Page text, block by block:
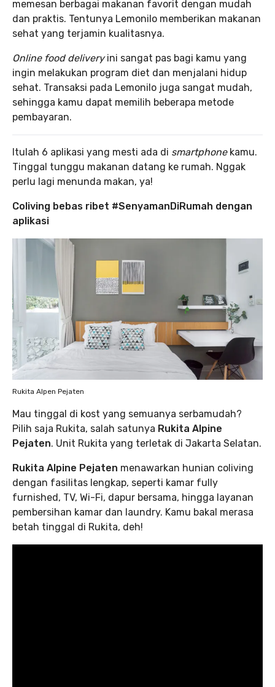
memesan berbagai makanan favorit dengan mudah
dan praktis. Tentunya Lemonilo memberikan makanan
sehat yang terjamin kualitasnya.
Online food deliveryini sangat pas bagi kamu yang
ingin melakukan program diet dan menjalani hidup
sehat. Transaksi pada Lemonilo juga sangat mudah,
sehingga kamu dapat memilih beberapa metode
pembayaran.
Itulah 6 aplikasi yang mesti ada di smartphone kamu.
Tinggal tunggu makanan datang ke rumah. Nggak
perlu lagi menunda makan, ya!
Coliving bebas ribet #SenyamanDiRumah dengan
aplikasi
Rukita Alpen Pejaten
Mau tinggal di kost yang semuanya serbamudah?
Pilih saja Rukita, salah satunya Rukita Alpine
Pejaten. Unit Rukita yang terletak di Jakarta Selatan.
Rukita Alpine Pejaten menawarkan hunian coliving
dengan fasilitas lengkap, seperti kamar fully
furnished, TV, Wi-Fi, dapur bersama, hingga layanan
pembersihan kamar dan laundry. Kamu bakal merasa
betah tinggal di Rukita, deh!